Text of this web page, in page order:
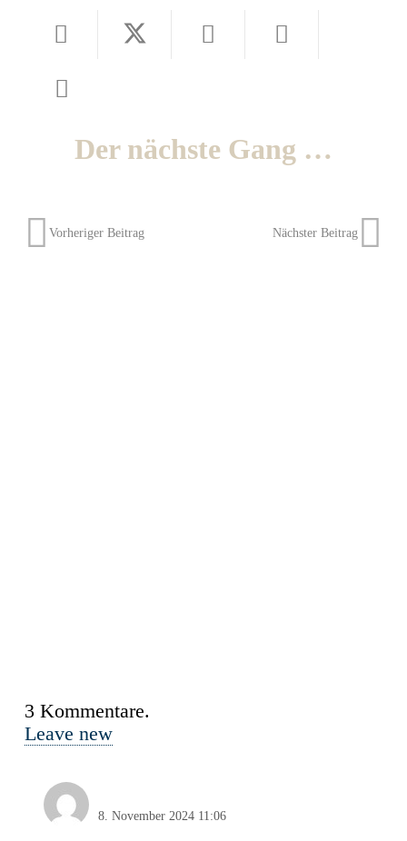
Der nächste Gang …
Vorheriger Beitrag Nächster Beitrag
3 Kommentare.
Leave new
8. November 2024 11:06